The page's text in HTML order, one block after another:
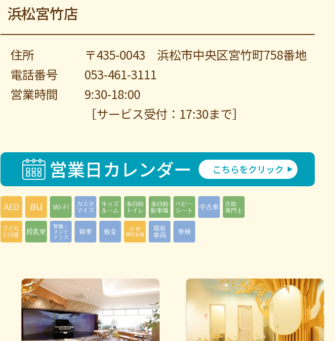
浜松宮竹店
住所
〒435-0043 浜松市中央区宮竹町758番地
電話番号
053-461-3111
営業時間
9:30-18:00
［サービス受付：17:30まで］
営業日カレンダー こちらをクリック